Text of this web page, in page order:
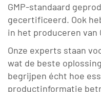
GMP-standaard
gecertificeerd. Ook
in het produceren
Onze experts staan
wat de beste
begrijpen écht hoe
productinformatie